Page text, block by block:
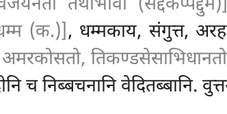
तथाभावो (सद्दकप्पद्दुम)]
(क.)], धम्मकाय, संगुत्त, अरह,
अमरकोसतो,
च निब्बचनानि वेदितब्बानि.